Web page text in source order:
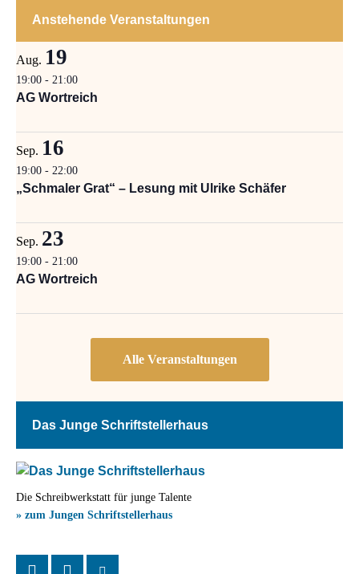
Anstehende Veranstaltungen
Aug. 19
19:00 - 21:00
AG Wortreich
Sep. 16
19:00 - 22:00
„Schmaler Grat“ – Lesung mit Ulrike Schäfer
Sep. 23
19:00 - 21:00
AG Wortreich
Das Junge Schriftstellerhaus
Die Schreibwerkstatt für junge Talente
» zum Jungen Schriftstellerhaus